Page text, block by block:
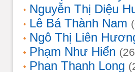
Nguyễn Thị Diệu
Lê Bá Thành Nam
Ngô Thị Liên
Phạm Như Hiển
Phan Thanh Long